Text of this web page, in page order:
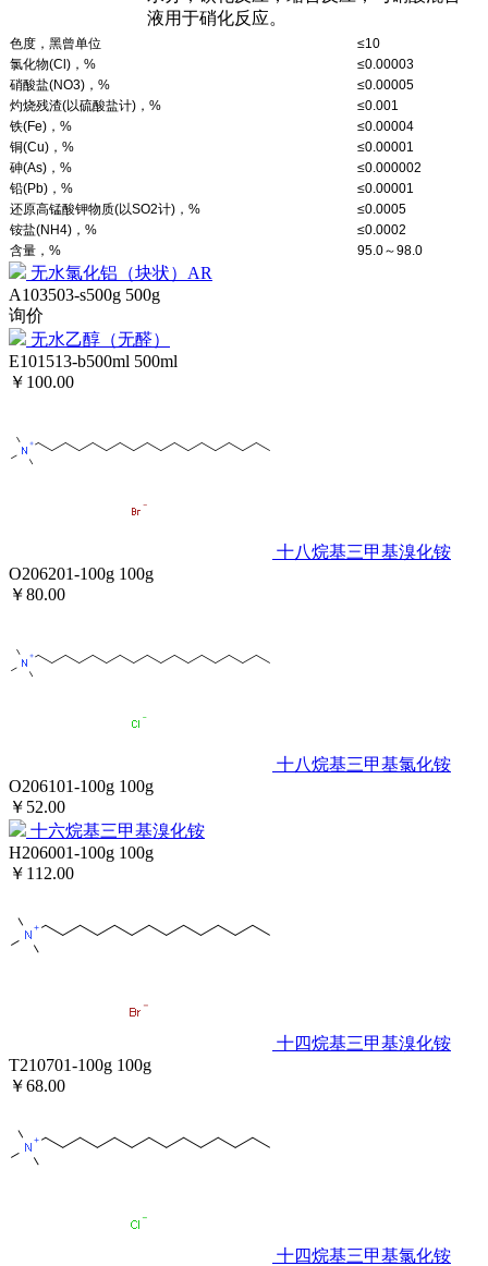
液用于硝化反应。
色度，黑曾单位
≤10
氯化物(Cl)，%
≤0.00003
硝酸盐(NO3)，%
≤0.00005
灼烧残渣(以硫酸盐计)，%
≤0.001
铁(Fe)，%
≤0.00004
铜(Cu)，%
≤0.00001
砷(As)，%
≤0.000002
铅(Pb)，%
≤0.00001
还原高锰酸钾物质(以SO2计)，%
≤0.0005
铵盐(NH4)，%
≤0.0002
含量，%
95.0～98.0
无水氯化铝（块状）AR
A103503-s500g 500g
询价
无水乙醇（无醛）
E101513-b500ml 500ml
￥100.00
十八烷基三甲基溴化铵
O206201-100g 100g
￥80.00
十八烷基三甲基氯化铵
O206101-100g 100g
￥52.00
十六烷基三甲基溴化铵
H206001-100g 100g
￥112.00
十四烷基三甲基溴化铵
T210701-100g 100g
￥68.00
十四烷基三甲基氯化铵